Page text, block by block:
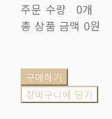
주문 수량
0개
총 상품 금액 0원
구매하기
장바구니에 담기